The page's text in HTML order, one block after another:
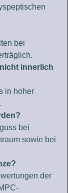
bei
innerlich
in hoher
bei
sowie bei
der